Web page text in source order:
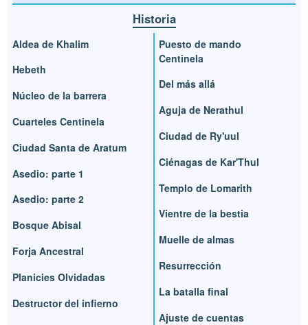
Historia
Aldea de Khalim
Hebeth
Núcleo de la barrera
Cuarteles Centinela
Ciudad Santa de Aratum
Asedio: parte 1
Asedio: parte 2
Bosque Abisal
Forja Ancestral
Planicies Olvidadas
Destructor del infierno
Puesto de mando
Centinela
Del más allá
Aguja de Nerathul
Ciudad de Ry'uul
Ciénagas de Kar'Thul
Templo de Lomarith
Vientre de la bestia
Muelle de almas
Resurrección
La batalla final
Ajuste de cuentas